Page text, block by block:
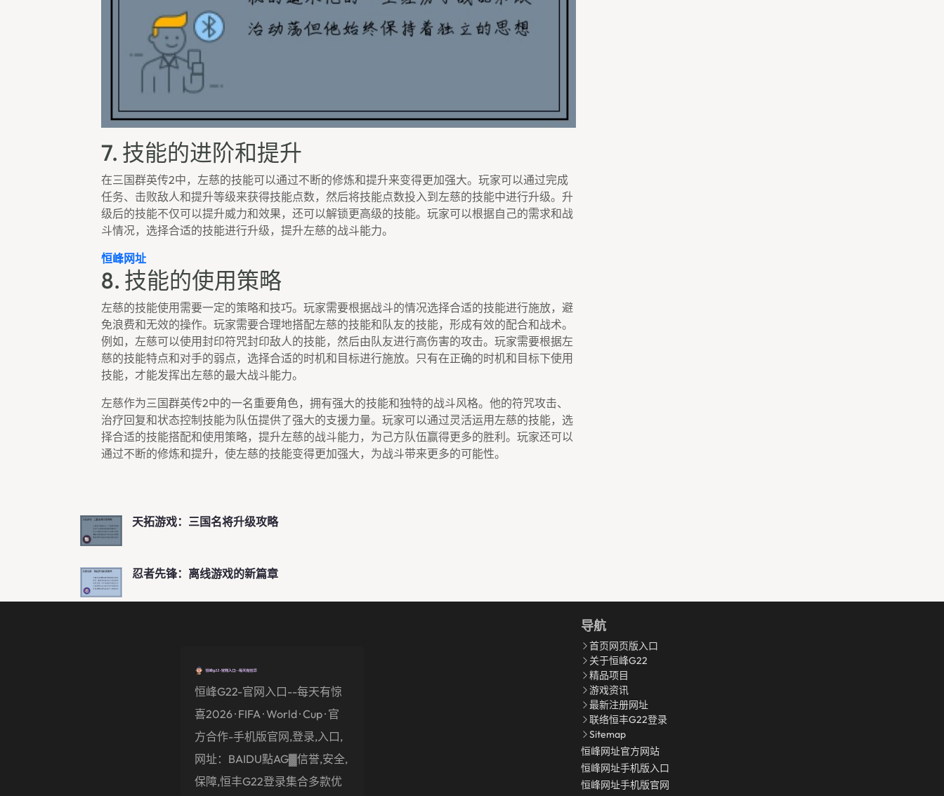
7. 技能的进阶和提升
在三国群英传2中，左慈的技能可以通过不断的修炼和提升来变得更加强大。玩家可以通过完成
任务、击败敌人和提升等级来获得技能点数，然后将技能点数投入到左慈的技能中进行升级。升
级后的技能不仅可以提升威力和效果，还可以解锁更高级的技能。玩家可以根据自己的需求和战
斗情况，选择合适的技能进行升级，提升左慈的战斗能力。
恒峰网址
8. 技能的使用策略
左慈的技能使用需要一定的策略和技巧。玩家需要根据战斗的情况选择合适的技能进行施放，避
免浪费和无效的操作。玩家需要合理地搭配左慈的技能和队友的技能，形成有效的配合和战术。
例如，左慈可以使用封印符咒封印敌人的技能，然后由队友进行高伤害的攻击。玩家需要根据左
慈的技能特点和对手的弱点，选择合适的时机和目标进行施放。只有在正确的时机和目标下使用
技能，才能发挥出左慈的最大战斗能力。
左慈作为三国群英传2中的一名重要角色，拥有强大的技能和独特的战斗风格。他的符咒攻击、
治疗回复和状态控制技能为队伍提供了强大的支援力量。玩家可以通过灵活运用左慈的技能，选
择合适的技能搭配和使用策略，提升左慈的战斗能力，为己方队伍赢得更多的胜利。玩家还可以
通过不断的修炼和提升，使左慈的技能变得更加强大，为战斗带来更多的可能性。
天拓游戏：三国名将升级攻略
忍者先锋：离线游戏的新篇章
恒峰g22-官网入口--每天有惊
喜2026 · FIFA · World · Cup · 官
方合作-手机版官网,登录,入口,
网址：BAIDU點AG▓信誉,安全,
保障,恒丰g22登录集合多款优
导航
首页网页版入口
关于恒峰g22
精品项目
游戏资讯
最新注册网址
联络恒丰g22登录
Sitemap
恒峰网址官方网站
恒峰网址手机版入口
恒峰网址手机版官网